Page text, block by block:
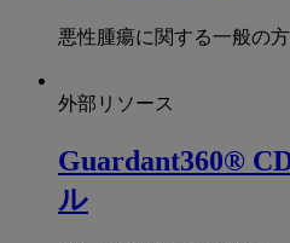
悪性腫瘍に関する一般の
外部リソース
Guardant360®
ル